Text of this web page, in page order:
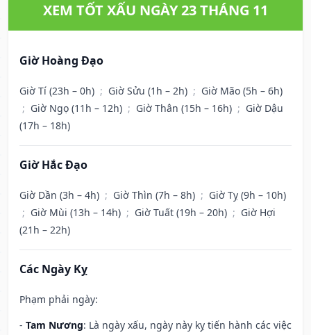
XEM TỐT XẤU NGÀY 23 THÁNG 11
Giờ Hoàng Đạo
Giờ Tí (23h – 0h) ; Giờ Sửu (1h – 2h) ; Giờ Mão (5h – 6h)
; Giờ Ngọ (11h – 12h) ; Giờ Thân (15h – 16h) ; Giờ Dậu
(17h – 18h)
Giờ Hắc Đạo
Giờ Dần (3h – 4h) ; Giờ Thìn (7h – 8h) ; Giờ Tỵ (9h – 10h)
; Giờ Mùi (13h – 14h) ; Giờ Tuất (19h – 20h) ; Giờ Hợi
(21h – 22h)
Các Ngày Kỵ
Phạm phải ngày:
- Tam Nương: Là ngày xấu, ngày này kỵ tiến hành các việc